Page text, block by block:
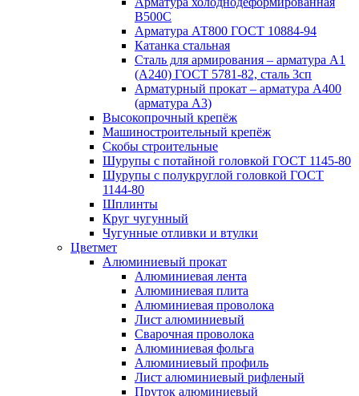
В500С
Арматура АТ800 ГОСТ 10884-94
Катанка стальная
Сталь для армирования – арматура А1
(А240) ГОСТ 5781-82, сталь 3сп
Арматурный прокат – арматура А400
(арматура А3)
Высокопрочный крепёж
Машиностроительный крепёж
Скобы строительные
Шурупы с потайной головкой ГОСТ 1145-80
Шурупы с полукруглой головкой ГОСТ
1144-80
Шплинты
Круг чугунный
Чугунные отливки и втулки
Цветмет
Алюминиевый прокат
Алюминиевая лента
Алюминиевая плита
Алюминиевая проволока
Лист алюминиевый
Сварочная проволока
Алюминиевая фольга
Алюминиевый профиль
Лист алюминиевый рифленый
Пруток алюминиевый